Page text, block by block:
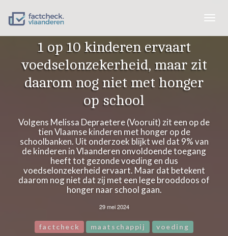
1 op 10 kinderen ervaart
voedselonzekerheid, maar zit
daarom nog niet met honger
op school
Volgens Melissa Depraetere (Vooruit) zit een op de
tien Vlaamse kinderen met honger op de
schoolbanken. Uit onderzoek blijkt wel dat 9% van
de kinderen in Vlaanderen onvoldoende toegang
heeft tot gezonde voeding en dus
voedselonzekerheid ervaart. Maar dat betekent
daarom nog niet dat zij met een lege brooddoos of
honger naar school gaan.
29 mei 2024
factcheck maatschappij voeding